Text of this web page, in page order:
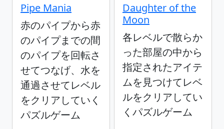
Pipe Mania
赤のパイプから赤
のパイプまでの間
のパイプを回転さ
せてつなげ、水を
通過させてレベル
をクリアしていく
パズルゲーム
Daughter of the
Moon
各レベルで散らか
った部屋の中から
指定されたアイテ
ムを見つけてレベ
ルをクリアしてい
くパズルゲーム